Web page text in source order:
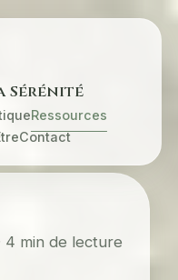
Sérénité
Ressources
Contact
4 min de lecture